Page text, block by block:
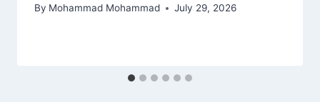
By Mohammad Mohammad July 29, 2026